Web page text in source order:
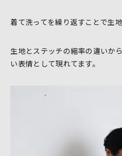
着て洗ってを繰り返すことで生
生地とステッチの縮率の違いか
い表情として現れてます。